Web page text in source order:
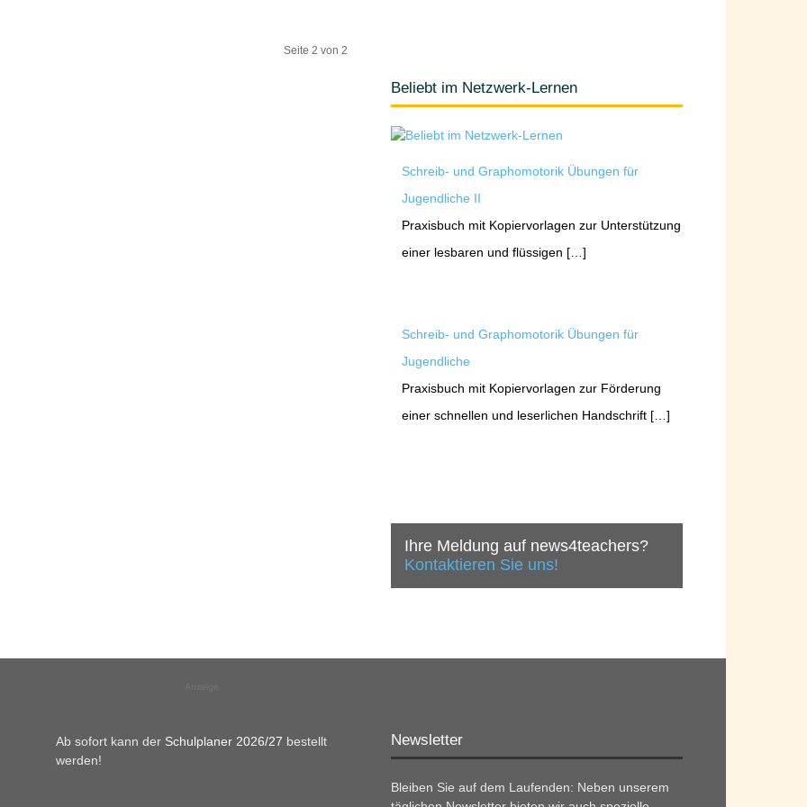
Seite 2 von 2
Beliebt im Netzwerk-Lernen
Schreib- und Graphomotorik Übungen für
Jugendliche II
Praxisbuch mit Kopiervorlagen zur Unterstützung
einer lesbaren und flüssigen […]
Schreib- und Graphomotorik Übungen für
Jugendliche
Praxisbuch mit Kopiervorlagen zur Förderung
einer schnellen und leserlichen Handschrift […]
Ihre Meldung auf news4teachers?
Kontaktieren Sie uns!
Ab sofort kann der Schulplaner 2026/27 bestellt
werden!
Newsletter
Bleiben Sie auf dem Laufenden: Neben unserem